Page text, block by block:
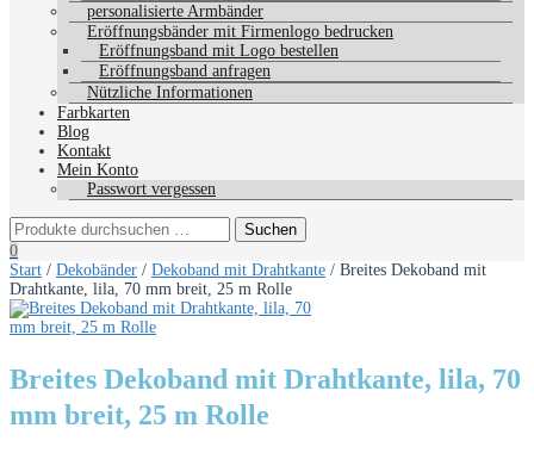
personalisierte Armbänder
Eröffnungsbänder mit Firmenlogo bedrucken
Eröffnungsband mit Logo bestellen
Eröffnungsband anfragen
Nützliche Informationen
Farbkarten
Blog
Kontakt
Mein Konto
Passwort vergessen
0
Start / Dekobänder / Dekoband mit Drahtkante / Breites Dekoband mit
Drahtkante, lila, 70 mm breit, 25 m Rolle
Breites Dekoband mit Drahtkante, lila, 70
mm breit, 25 m Rolle